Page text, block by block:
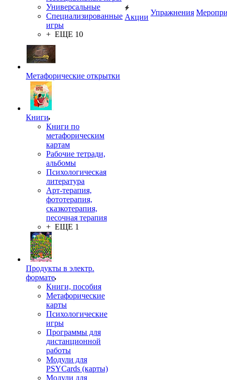
Универсальные
Специализированные
игры
+ ЕЩЕ 10
Метафорические открытки
Книги
Книги по
метафорическим
картам
Рабочие тетради,
альбомы
Психологическая
литература
Арт-терапия,
фототерапия,
сказкотерапия,
песочная терапия
+ ЕЩЕ 1
Продукты в электр.
формате
Книги, пособия
Метафорические
карты
Психологические
игры
Программы для
дистанционной
работы
Модули для
PSYCards (карты)
Модули для
Акции
Упражнения